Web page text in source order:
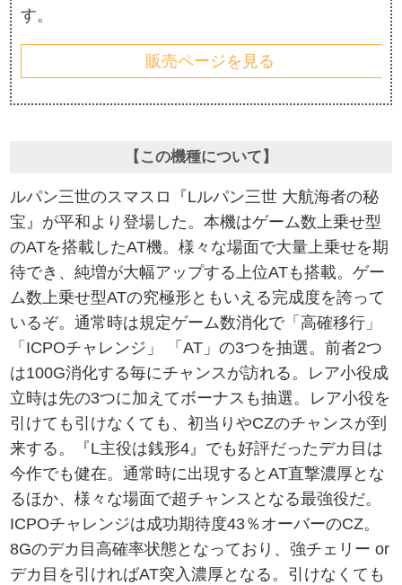
す。
販売ページを見る
【この機種について】
ルパン三世のスマスロ『Lルパン三世 大航海者の秘
宝』が平和より登場した。本機はゲーム数上乗せ型
のATを搭載したAT機。様々な場面で大量上乗せを期
待でき、純増が大幅アップする上位ATも搭載。ゲー
ム数上乗せ型ATの究極形ともいえる完成度を誇って
いるぞ。通常時は規定ゲーム数消化で「高確移行」
「ICPOチャレンジ」 「AT」の3つを抽選。前者2つ
は100G消化する毎にチャンスが訪れる。レア小役成
立時は先の3つに加えてボーナスも抽選。レア小役を
引けても引けなくても、初当りやCZのチャンスが到
来する。『L主役は銭形4』でも好評だったデカ目は
今作でも健在。通常時に出現するとAT直撃濃厚とな
るほか、様々な場面で超チャンスとなる最強役だ。
ICPOチャレンジは成功期待度43％オーバーのCZ。
8Gのデカ目高確率状態となっており、強チェリー or
デカ目を引ければAT突入濃厚となる。引けなくても